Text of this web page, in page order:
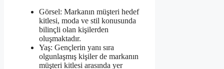
Görsel: Markanın müşteri hedef
kitlesi, moda ve stil konusunda
bilinçli olan kişilerden
oluşmaktadır.
Yaş: Gençlerin yanı sıra
olgunlaşmış kişiler de markanın
müşteri kitlesi arasında yer